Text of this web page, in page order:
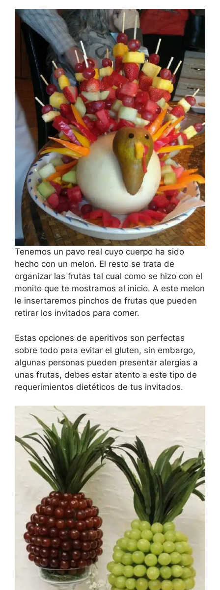
Tenemos un pavo real cuyo cuerpo ha sido
hecho con un melon. El resto se trata de
organizar las frutas tal cual como se hizo con el
monito que te mostramos al inicio. A este melon
le insertaremos pinchos de frutas que pueden
retirar los invitados para comer.
Estas opciones de aperitivos son perfectas
sobre todo para evitar el gluten, sin embargo,
algunas personas pueden presentar alergias a
unas frutas, debes estar atento a este tipo de
requerimientos dietéticos de tus invitados.